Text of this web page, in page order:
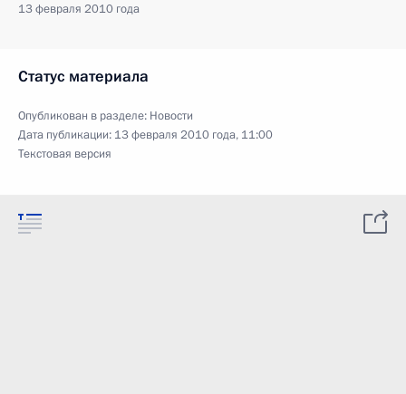
13 февраля 2010 года
Статус материала
Опубликован в разделе: Новости
Дата публикации: 13 февраля 2010 года, 11:00
Текстовая версия